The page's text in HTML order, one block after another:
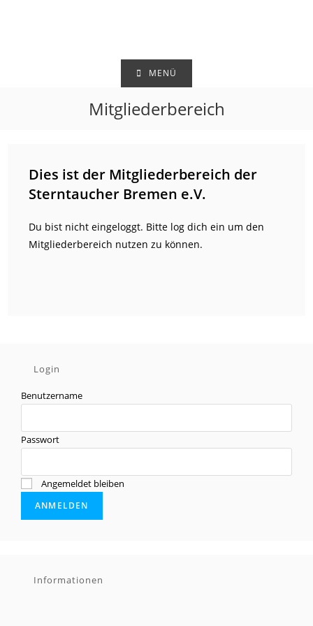
MENÜ
Mitgliederbereich
Dies ist der Mitgliederbereich der
Sterntaucher Bremen e.V.
Du bist nicht eingeloggt. Bitte log dich ein um den
Mitgliederbereich nutzen zu können.
Login
Benutzername
Passwort
Angemeldet bleiben
Informationen